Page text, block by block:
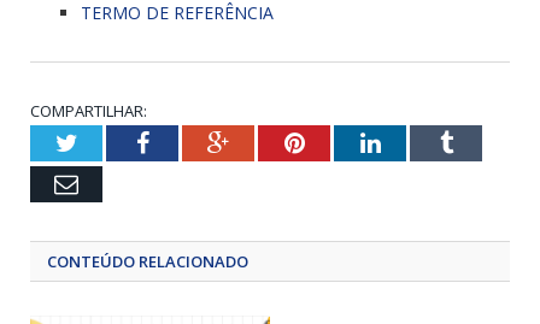
TERMO DE REFERÊNCIA
COMPARTILHAR:
TwitterFacebookGoogle+PinterestLinkedInTumblr
Email
CONTEÚDO RELACIONADO